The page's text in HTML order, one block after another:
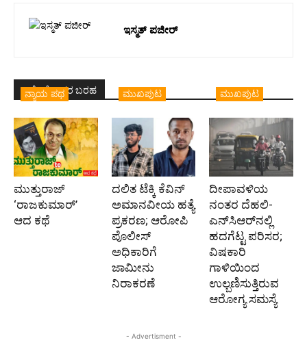
ಇಸ್ಮತ್‌ ಪಜೀರ್‌‌
ಇದೇ ಲೇಖಕರ ಬರಹ
ನ್ಯಾಯ ಪಥ
ಮುತ್ತುರಾಜ್
‘ರಾಜಕುಮಾರ್‍’
ಆದ ಕಥೆ
ಮುಖಪುಟ
ದಲಿತ ಟೆಕ್ಕಿ ಕೆವಿನ್
ಅಮಾನವೀಯ ಹತ್ಯೆ
ಪ್ರಕರಣ; ಆರೋಪಿ
ಪೊಲೀಸ್‌
ಅಧಿಕಾರಿಗೆ
ಜಾಮೀನು
ನಿರಾಕರಣೆ
ಮುಖಪುಟ
ದೀಪಾವಳಿಯ
ನಂತರ ದೆಹಲಿ-
ಎನ್‌ಸಿಆರ್‌ನಲ್ಲಿ
ಹದಗೆಟ್ಟ ಪರಿಸರ;
ವಿಷಕಾರಿ
ಗಾಳಿಯಿಂದ
ಉಲ್ಬಣಿಸುತ್ತಿರುವ
ಆರೋಗ್ಯ ಸಮಸ್ಯೆ
- Advertisment -